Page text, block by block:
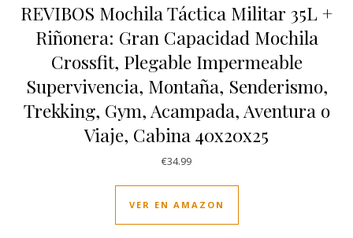
REVIBOS Mochila Táctica Militar 35L +
Riñonera: Gran Capacidad Mochila
Crossfit, Plegable Impermeable
Supervivencia, Montaña, Senderismo,
Trekking, Gym, Acampada, Aventura o
Viaje, Cabina 40x20x25
€34.99
VER EN AMAZON